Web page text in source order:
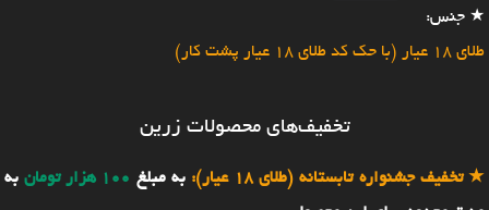
★ جنس:
طلای 18 عیار (با حک کد طلای 18 عیار پشت کار)
تخفیف‌های محصولات زرین
★تخفیف جشنواره تابستانه (طلای 18 عیار): به مبلغ 100 هزار تومان
به